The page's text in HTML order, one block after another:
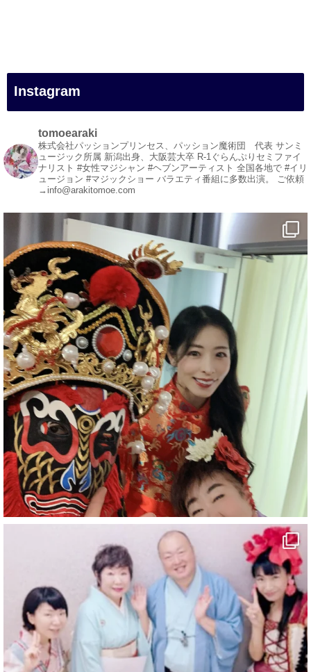
#白浜町
#変面ショー
#イベント
#宴会
#余興
1 5 X
マジシャン派遣 パッションプリンセス【公式】
@comedy_illusion · 5 8月
お疲れ様です
YouTubeを更新しました
https://youtu.be/9Vo2WgtDLME @YouTube
#企業公式がお疲れ様を言い合う
#チャンネル登録おねがいします
#愛媛県
#新居浜市
#幸福駅
#別子銅山
#鉱山観光列車
#四国
#愛媛観光
#旅行
#旅行動画
#一人旅
#観光スポット
#旅行好きと繋がりたい
7 X
マジシャン派遣 パッションプリンセス【公式】
Instagram
tomoearaki
株式会社パッションプリンセス、パッション魔術団 代表 サンミ
ュージック所属 新潟出身、大阪芸大卒 R-1ぐらんぷりセミファイ
ナリスト #女性マジシャン #ヘブンアーティスト 全国各地で #イリ
ュージョン #マジックショー バラエティ番組に多数出演。 ご依頼
→info@arakitomoe.com